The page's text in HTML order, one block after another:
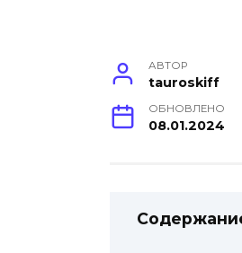
АВТОР
tauroskiff
ОБНОВЛЕНО
08.01.2024